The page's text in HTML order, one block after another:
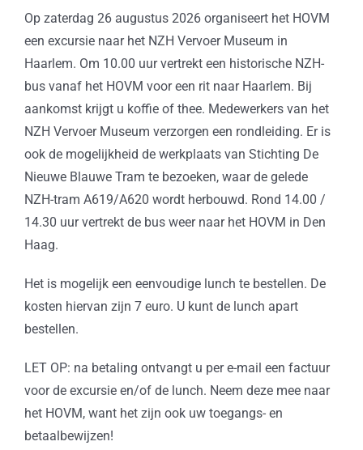
Op zaterdag 26 augustus 2026 organiseert het HOVM
een excursie naar het NZH Vervoer Museum in
Haarlem. Om 10.00 uur vertrekt een historische NZH-
bus vanaf het HOVM voor een rit naar Haarlem. Bij
aankomst krijgt u koffie of thee. Medewerkers van het
NZH Vervoer Museum verzorgen een rondleiding. Er is
ook de mogelijkheid de werkplaats van Stichting De
Nieuwe Blauwe Tram te bezoeken, waar de gelede
NZH-tram A619/A620 wordt herbouwd. Rond 14.00 /
14.30 uur vertrekt de bus weer naar het HOVM in Den
Haag.
Het is mogelijk een eenvoudige lunch te bestellen. De
kosten hiervan zijn 7 euro. U kunt de lunch apart
bestellen.
LET OP: na betaling ontvangt u per e-mail een factuur
voor de excursie en/of de lunch. Neem deze mee naar
het HOVM, want het zijn ook uw toegangs- en
betaalbewijzen!